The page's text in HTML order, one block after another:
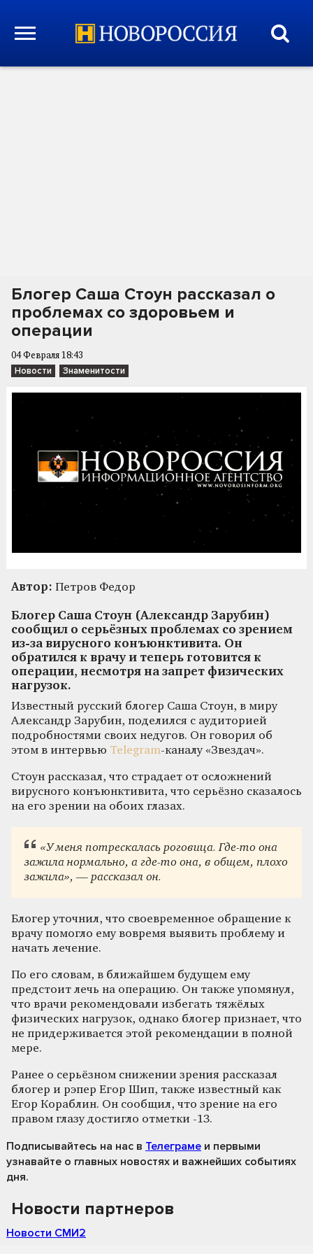
Блогер Саша Стоун рассказал о
проблемах со здоровьем и
операции
04 Февраля 18:43
Новости Знаменитости
Автор: Петров Федор
Блогер Саша Стоун (Александр Зарубин)
сообщил о серьёзных проблемах со зрением
из-за вирусного конъюнктивита. Он
обратился к врачу и теперь готовится к
операции, несмотря на запрет физических
нагрузок.
Известный русский блогер Саша Стоун, в миру
Александр Зарубин, поделился с аудиторией
подробностями своих недугов. Он говорил об
этом в интервью Telegram-каналу «Звездач».
Стоун рассказал, что страдает от осложнений
вирусного конъюнктивита, что серьёзно сказалось
на его зрении на обоих глазах.
«У меня потрескалась роговица. Где-то она
зажила нормально, а где-то она, в общем, плохо
зажила», — рассказал он.
Блогер уточнил, что своевременное обращение к
врачу помогло ему вовремя выявить проблему и
начать лечение.
По его словам, в ближайшем будущем ему
предстоит лечь на операцию. Он также упомянул,
что врачи рекомендовали избегать тяжёлых
физических нагрузок, однако блогер признает, что
не придерживается этой рекомендации в полной
мере.
Ранее о серьёзном снижении зрения рассказал
блогер и рэпер Егор Шип, также известный как
Егор Кораблин. Он сообщил, что зрение на его
правом глазу достигло отметки -13.
Подписывайтесь на нас в Телеграме и первыми
узнавайте о главных новостях и важнейших событиях
дня.
Новости партнеров
Новости СМИ2